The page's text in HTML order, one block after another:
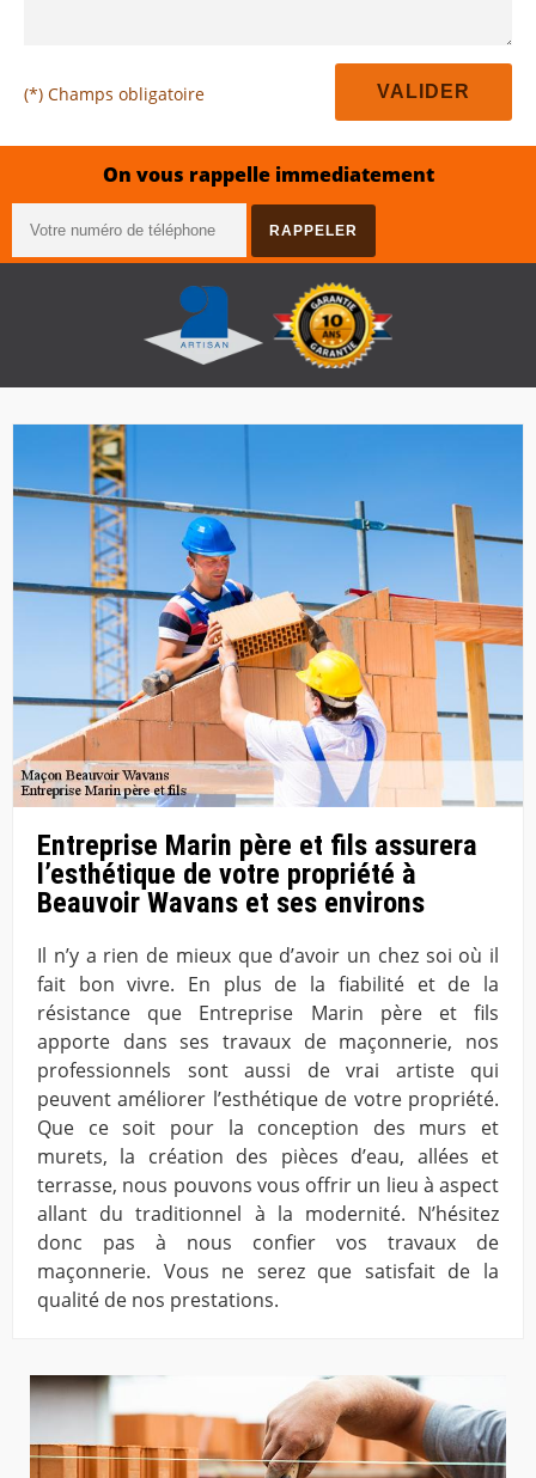
(*) Champs obligatoire
On vous rappelle immediatement
Entreprise Marin père et fils assurera
l’esthétique de votre propriété à
Beauvoir Wavans et ses environs
Il n’y a rien de mieux que d’avoir un chez soi où il
fait bon vivre. En plus de la fiabilité et de la
résistance que Entreprise Marin père et fils
apporte dans ses travaux de maçonnerie, nos
professionnels sont aussi de vrai artiste qui
peuvent améliorer l’esthétique de votre propriété.
Que ce soit pour la conception des murs et
murets, la création des pièces d’eau, allées et
terrasse, nous pouvons vous offrir un lieu à aspect
allant du traditionnel à la modernité. N’hésitez
donc pas à nous confier vos travaux de
maçonnerie. Vous ne serez que satisfait de la
qualité de nos prestations.